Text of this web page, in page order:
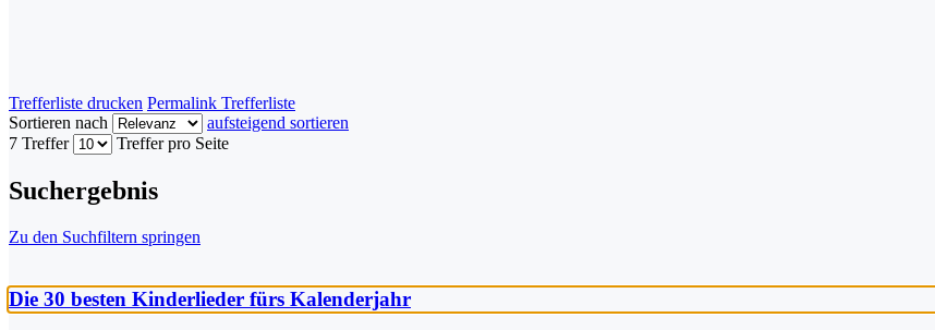
Trefferliste drucken Permalink Trefferliste
Sortieren nach
aufsteigend sortieren
7 Treffer
Treffer pro Seite
Suchergebnis
Zu den Suchfiltern springen
Die 30 besten Kinderlieder fürs Kalenderjahr